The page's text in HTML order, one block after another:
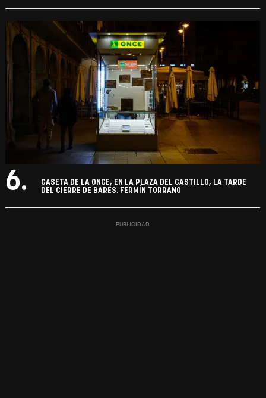
6.
CASETA DE LA ONCE, EN LA PLAZA DEL CASTILLO, LA TARDE
DEL CIERRE DE BARES. FERMÍN TORRANO